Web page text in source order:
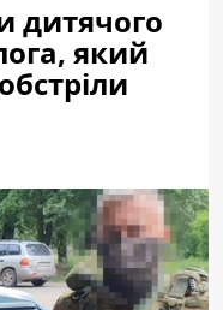
дитячого
який